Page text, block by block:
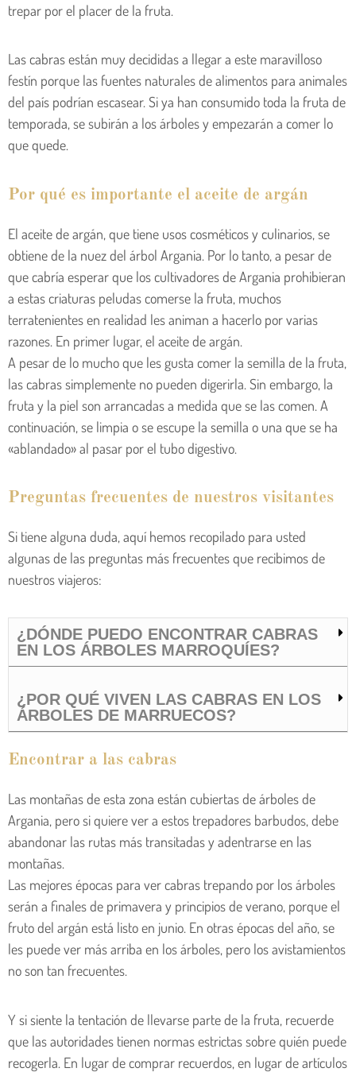
trepar por el placer de la fruta.
Las cabras están muy decididas a llegar a este maravilloso
festín porque las fuentes naturales de alimentos para animales
del país podrían escasear. Si ya han consumido toda la fruta de
temporada, se subirán a los árboles y empezarán a comer lo
que quede.
Por qué es importante el aceite de argán
El aceite de argán, que tiene usos cosméticos y culinarios, se
obtiene de la nuez del árbol Argania. Por lo tanto, a pesar de
que cabría esperar que los cultivadores de Argania prohibieran
a estas criaturas peludas comerse la fruta, muchos
terratenientes en realidad les animan a hacerlo por varias
razones. En primer lugar, el aceite de argán.
A pesar de lo mucho que les gusta comer la semilla de la fruta,
las cabras simplemente no pueden digerirla. Sin embargo, la
fruta y la piel son arrancadas a medida que se las comen. A
continuación, se limpia o se escupe la semilla o una que se ha
«ablandado» al pasar por el tubo digestivo.
Preguntas frecuentes de nuestros visitantes
Si tiene alguna duda, aquí hemos recopilado para usted
algunas de las preguntas más frecuentes que recibimos de
nuestros viajeros:
¿DÓNDE PUEDO ENCONTRAR CABRAS
EN LOS ÁRBOLES MARROQUÍES?
¿POR QUÉ VIVEN LAS CABRAS EN LOS
ÁRBOLES DE MARRUECOS?
Encontrar a las cabras
Las montañas de esta zona están cubiertas de árboles de
Argania, pero si quiere ver a estos trepadores barbudos, debe
abandonar las rutas más transitadas y adentrarse en las
montañas.
Las mejores épocas para ver cabras trepando por los árboles
serán a finales de primavera y principios de verano, porque el
fruto del argán está listo en junio. En otras épocas del año, se
les puede ver más arriba en los árboles, pero los avistamientos
no son tan frecuentes.
Y si siente la tentación de llevarse parte de la fruta, recuerde
que las autoridades tienen normas estrictas sobre quién puede
recogerla. En lugar de comprar recuerdos, en lugar de artículos